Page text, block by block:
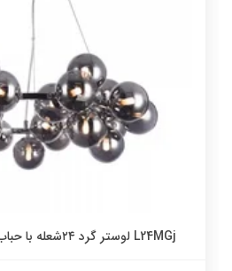
L24MGj لوستر گرد ۲۴شعله با حباب شیشه ای برند OWL